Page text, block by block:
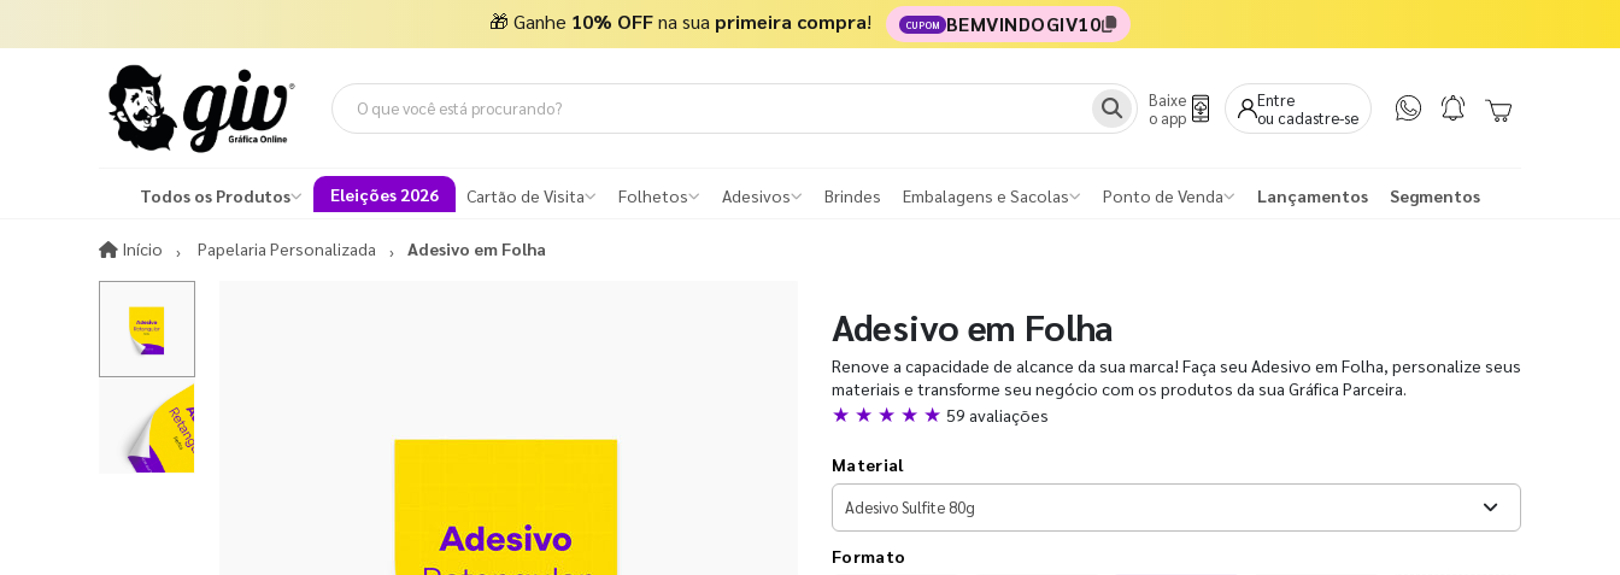
🎁 Ganhe 10% OFFna sua primeira compra! CUPOM BEMVINDOGIV10
Baixe
o app
Entre
ou cadastre-se
Todos os Produtos Eleições 2026 Cartão de Visita Folhetos Adesivos Brindes Embalagens e Sacolas Ponto de Venda Lançamentos Segmentos
Início InícioPapelaria Personalizada Adesivo em Folha
Adesivo em Folha
Renove a capacidade de alcance da sua marca! Faça seu Adesivo em Folha, personalize seus
materiais e transforme seu negócio com os produtos da sua Gráfica Parceira.
★ ★ ★ ★ ★ 59 avaliações
Material
Formato